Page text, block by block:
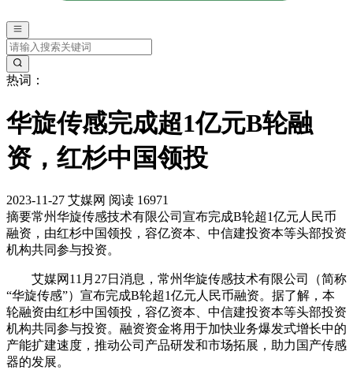
热词：
华旋传感完成超1亿元B轮融
资，红杉中国领投
2023-11-27 艾媒网 阅读 16971
摘要常州华旋传感技术有限公司宣布完成B轮超1亿元人民币
融资，由红杉中国领投，容亿资本、中信建投资本等头部投资
机构共同参与投资。
艾媒网11月27日消息，常州华旋传感技术有限公司（简称
“华旋传感”）宣布完成B轮超1亿元人民币融资。据了解，本
轮融资由红杉中国领投，容亿资本、中信建投资本等头部投资
机构共同参与投资。融资资金将用于加快业务爆发式增长中的
产能扩建速度，推动公司产品研发和市场拓展，助力国产传感
器的发展。